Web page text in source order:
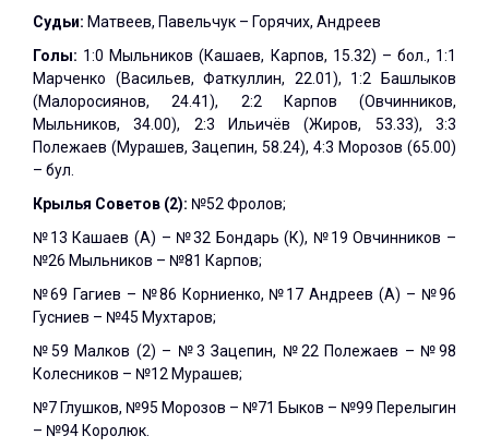
Судьи: Матвеев, Павельчук – Горячих, Андреев
Голы: 1:0 Мыльников (Кашаев, Карпов, 15.32) – бол., 1:1
Марченко (Васильев, Фаткуллин, 22.01), 1:2 Башлыков
(Малоросиянов, 24.41), 2:2 Карпов (Овчинников,
Мыльников, 34.00), 2:3 Ильичёв (Жиров, 53.33), 3:3
Полежаев (Мурашев, Зацепин, 58.24), 4:3 Морозов (65.00)
– бул.
Крылья Советов (2): №52 Фролов;
№13 Кашаев (А) – №32 Бондарь (К), №19 Овчинников –
№26 Мыльников – №81 Карпов;
№69 Гагиев – №86 Корниенко, №17 Андреев (А) – №96
Гусниев – №45 Мухтаров;
№59 Малков (2) – №3 Зацепин, №22 Полежаев – №98
Колесников – №12 Мурашев;
№7 Глушков, №95 Морозов – №71 Быков – №99 Перелыгин
– №94 Королюк.